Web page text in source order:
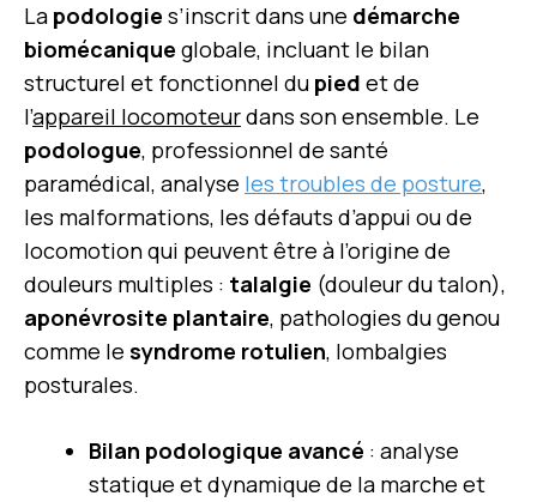
La podologie s’inscrit dans une démarche
biomécanique globale, incluant le bilan
structurel et fonctionnel du pied et de
l’appareil locomoteurdans son ensemble. Le
podologue, professionnel de santé
paramédical, analyse les troubles de posture,
les malformations, les défauts d’appui ou de
locomotion qui peuvent être à l’origine de
douleurs multiples : talalgie (douleur du talon),
aponévrosite plantaire, pathologies du genou
comme le syndrome rotulien, lombalgies
posturales.
Bilan podologique avancé : analyse
statique et dynamique de la marche et